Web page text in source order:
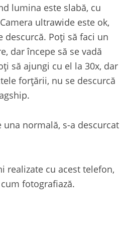
lumina este slabă, cu
ultrawide este ok,
descurcă. Poți să faci un
dar începe să se vadă
să ajungi cu el la 30x, dar
forțării, nu se descurcă
una normală, s-a descurcat
realizate cu acest telefon,
fotografiază.